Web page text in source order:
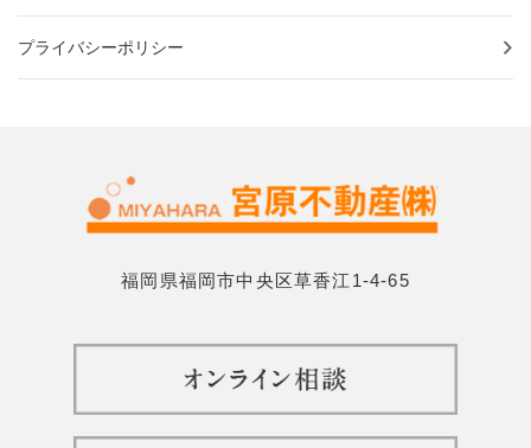
プライバシーポリシー
福岡県福岡市中央区草香江1-4-65